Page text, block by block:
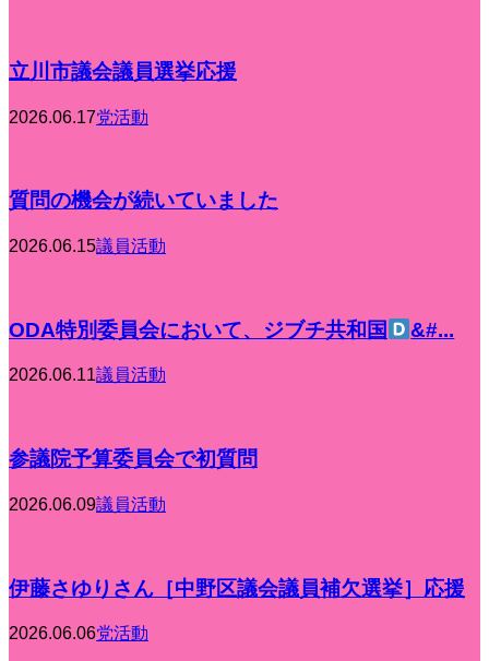
立川市議会議員選挙応援
2026.06.17党活動
質問の機会が続いていました
2026.06.15議員活動
ODA特別委員会において、ジブチ共和国 &#...
2026.06.11議員活動
参議院予算委員会で初質問
2026.06.09議員活動
伊藤さゆりさん［中野区議会議員補欠選挙］応援
2026.06.06党活動